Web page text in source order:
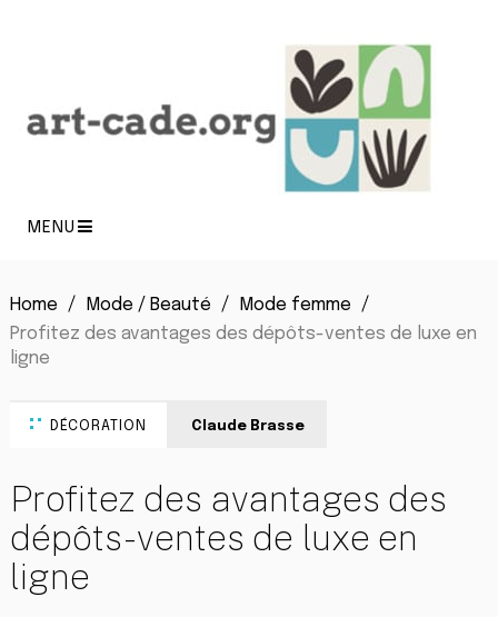
MENU
Home Mode / Beauté
Mode femme
Profitez des avantages des dépôts-ventes de luxe en
ligne
DÉCORATION Claude Brasse
Profitez des avantages des
dépôts-ventes de luxe en
ligne